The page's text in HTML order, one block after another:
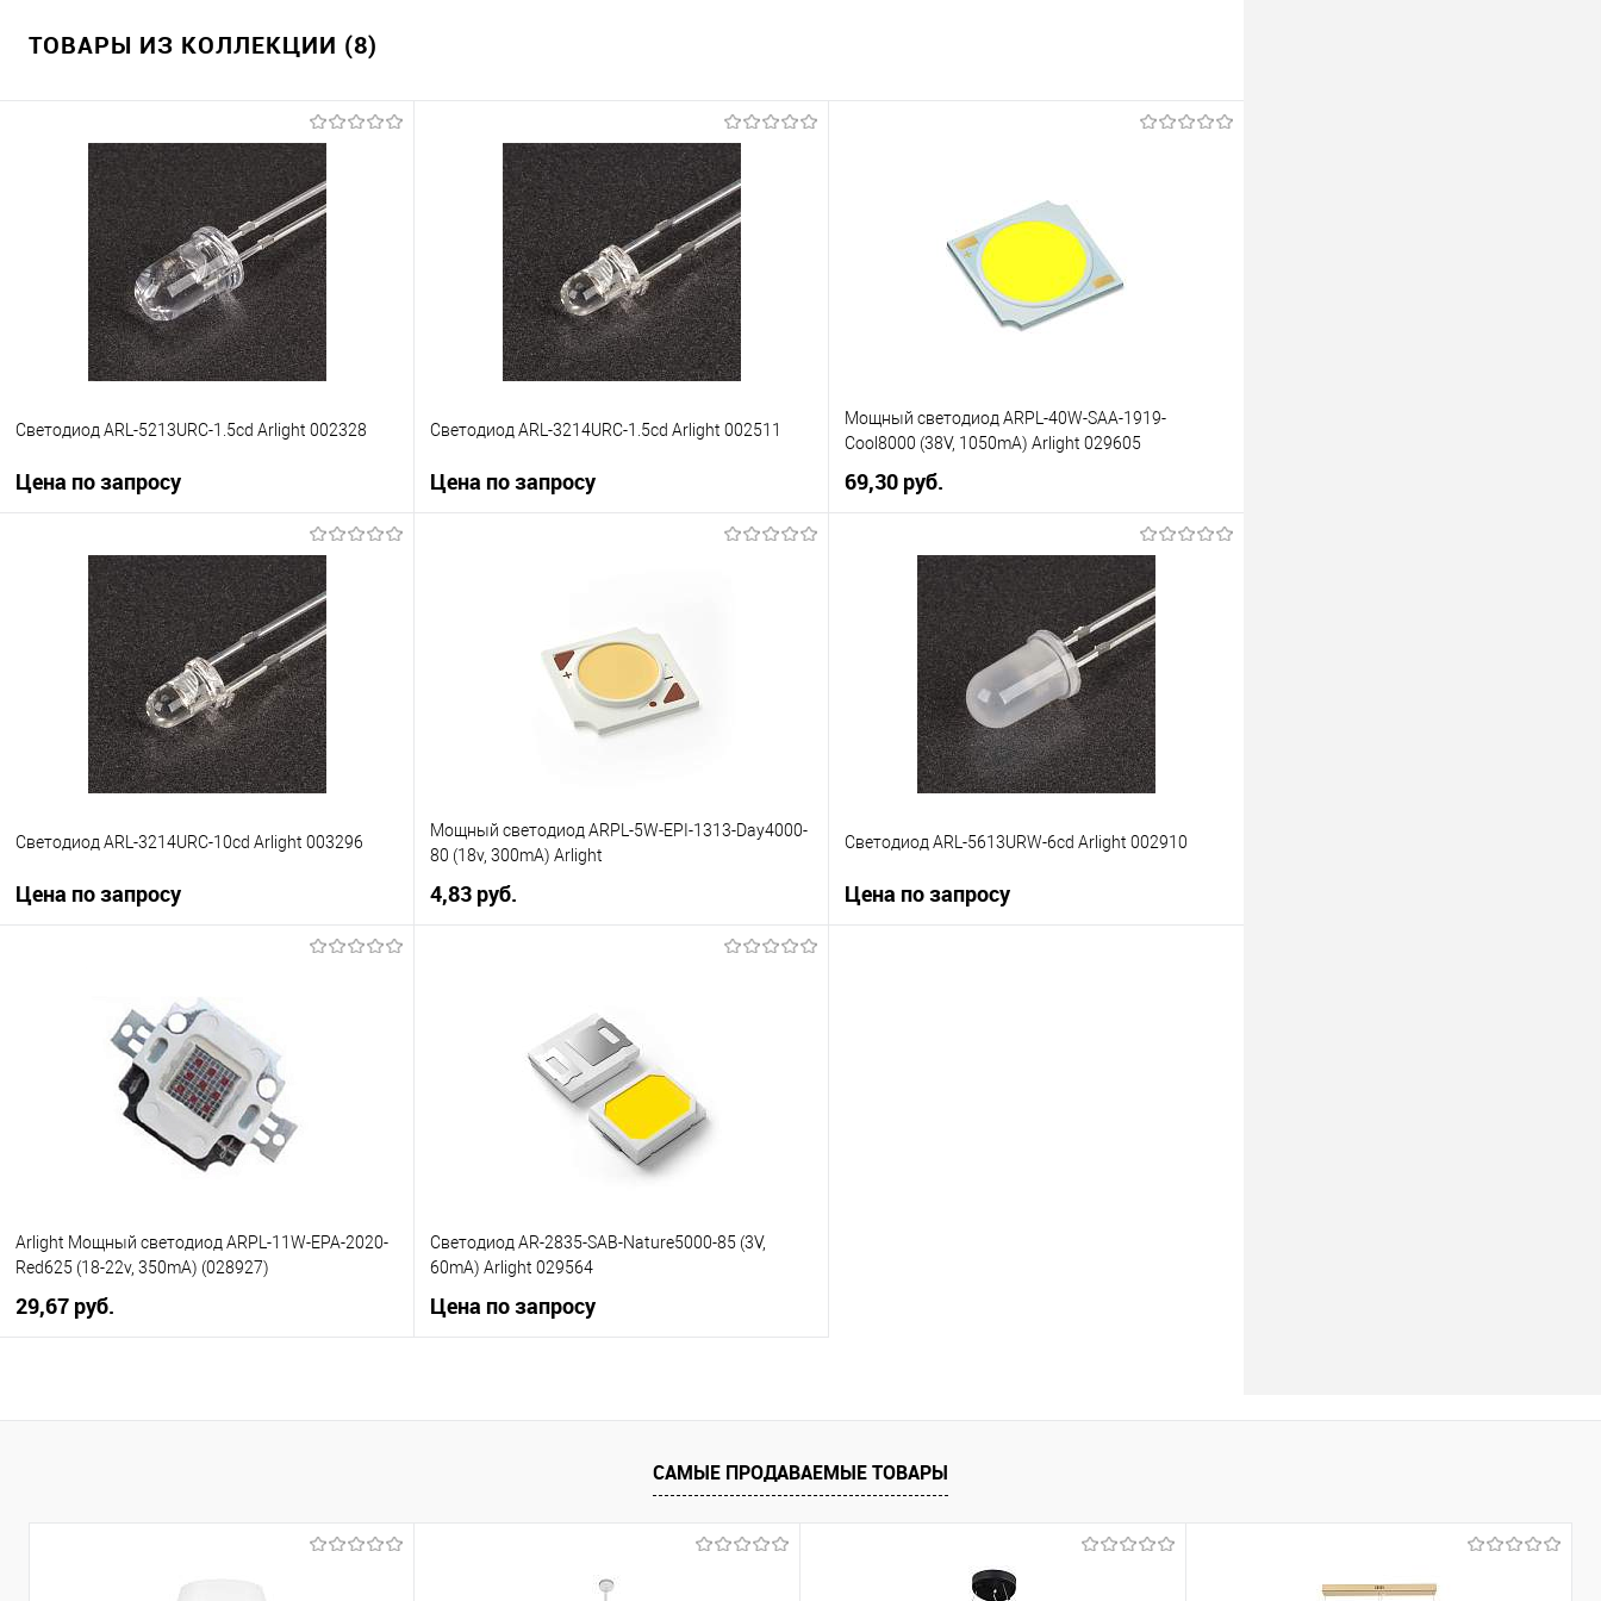
ТОВАРЫ ИЗ КОЛЛЕКЦИИ (8)
Светодиод ARL-5213URC-1.5cd Arlight 002328
Цена по запросу
Запросить цену
Купить в 1 клик
К сравнению
В избранное
Уточняйте наличие у
менеджера
Светодиод ARL-3214URC-1.5cd Arlight 002511
Цена по запросу
Уточняйте наличие у
менеджера
Мощный светодиод ARPL-40W-SAA-1919-
Cool8000 (38V, 1050mA) Arlight 029605
69,30 pуб.
Купить в 1 клик
К сравнению
В избранное
Уточняйте наличие у
менеджера
Светодиод ARL-3214URC-10cd Arlight 003296
Цена по запросу
Купить в 1 клик
Уточняйте наличие у
менеджера
Мощный светодиод ARPL-5W-EPI-1313-Day4000-
80 (18v, 300mA) Arlight
4,83 pуб.
В избранное
менеджера
Светодиод ARL-5613URW-6cd Arlight 002910
Цена по запросу
Arlight Мощный светодиод ARPL-11W-EPA-2020-
Red625 (18-22v, 350mA) (028927)
29,67 pуб.
Светодиод AR-2835-SAB-Nature5000-85 (3V,
60mA) Arlight 029564
Цена по запросу
Уточняйте наличие у
менеджера
САМЫЕ ПРОДАВАЕМЫЕ ТОВАРЫ